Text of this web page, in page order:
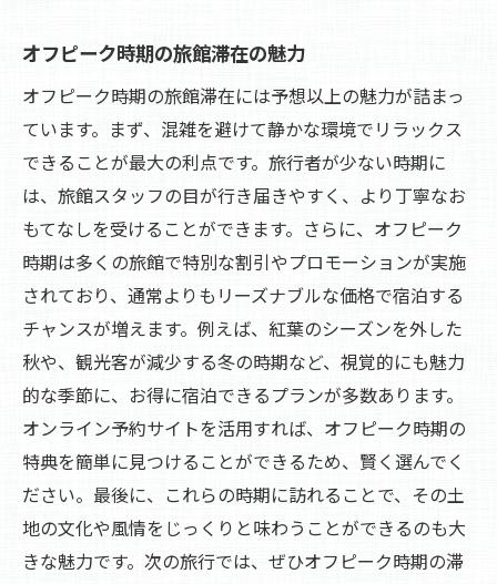
オフピーク時期の旅館滞在の魅力
オフピーク時期の旅館滞在には予想以上の魅力が詰まっ
ています。まず、混雑を避けて静かな環境でリラックス
できることが最大の利点です。旅行者が少ない時期に
は、旅館スタッフの目が行き届きやすく、より丁寧なお
もてなしを受けることができます。さらに、オフピーク
時期は多くの旅館で特別な割引やプロモーションが実施
されており、通常よりもリーズナブルな価格で宿泊する
チャンスが増えます。例えば、紅葉のシーズンを外した
秋や、観光客が減少する冬の時期など、視覚的にも魅力
的な季節に、お得に宿泊できるプランが多数あります。
オンライン予約サイトを活用すれば、オフピーク時期の
特典を簡単に見つけることができるため、賢く選んでく
ださい。最後に、これらの時期に訪れることで、その土
地の文化や風情をじっくりと味わうことができるのも大
きな魅力です。次の旅行では、ぜひオフピーク時期の滞